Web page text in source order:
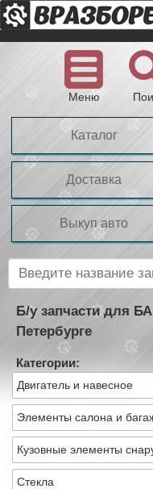
Меню
Каталог
Доставка
Выкуп авто
Б/у запчасти для
Петербурге
Категории:
Двигатель и навесное
Элементы салона и
Кузовные элементы
Стекла